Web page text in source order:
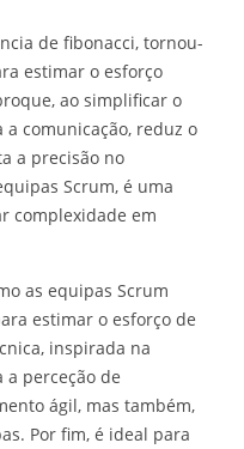
de fibonacci, tornou-
estimar o esforço
ao simplificar o
comunicação, reduz o
a precisão no
Scrum, é uma
complexidade em
as equipas Scrum
estimar o esforço de
inspirada na
perceção de
ágil, mas também,
Por fim, é ideal para